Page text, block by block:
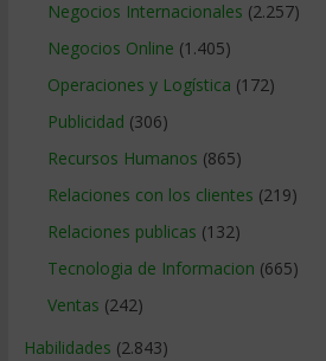
Negocios Internacionales (2.257)
Negocios Online (1.405)
Operaciones y Logística (172)
Publicidad (306)
Recursos Humanos (865)
Relaciones con los clientes (219)
Relaciones publicas (132)
Tecnologia de Informacion (665)
Ventas (242)
Habilidades (2.843)